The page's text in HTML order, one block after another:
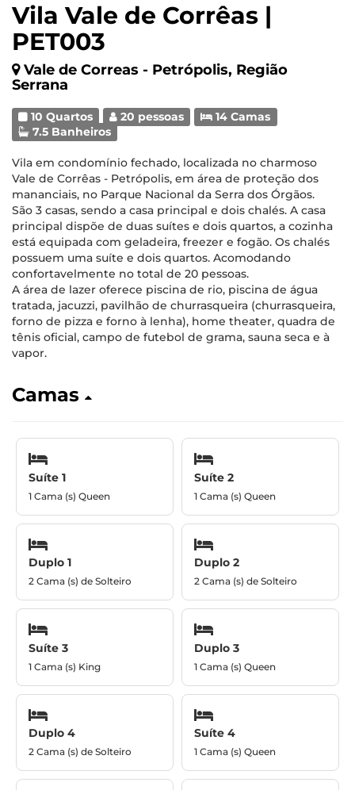
Vila Vale de Corrêas |
PET003
Vale de Correas - Petrópolis, Região
Serrana
10 Quartos 20 pessoas
14 Camas
7.5 Banheiros
Vila em condomínio fechado, localizada no charmoso
Vale de Corrêas - Petrópolis, em área de proteção dos
mananciais, no Parque Nacional da Serra dos Órgãos.
São 3 casas, sendo a casa principal e dois chalés. A casa
principal dispõe de duas suítes e dois quartos, a cozinha
está equipada com geladeira, freezer e fogão. Os chalés
possuem uma suíte e dois quartos. Acomodando
confortavelmente no total de 20 pessoas.
A área de lazer oferece piscina de rio, piscina de água
tratada, jacuzzi, pavilhão de churrasqueira (churrasqueira,
forno de pizza e forno à lenha), home theater, quadra de
tênis oficial, campo de futebol de grama, sauna seca e à
vapor.
Camas
Suíte 1
1 Cama (s) Queen
Suíte 2
1 Cama (s) Queen
Duplo 1
2 Cama (s) de Solteiro
Duplo 2
2 Cama (s) de Solteiro
Suíte 3
1 Cama (s) King
Duplo 3
1 Cama (s) Queen
Duplo 4
2 Cama (s) de Solteiro
Suíte 4
1 Cama (s) Queen